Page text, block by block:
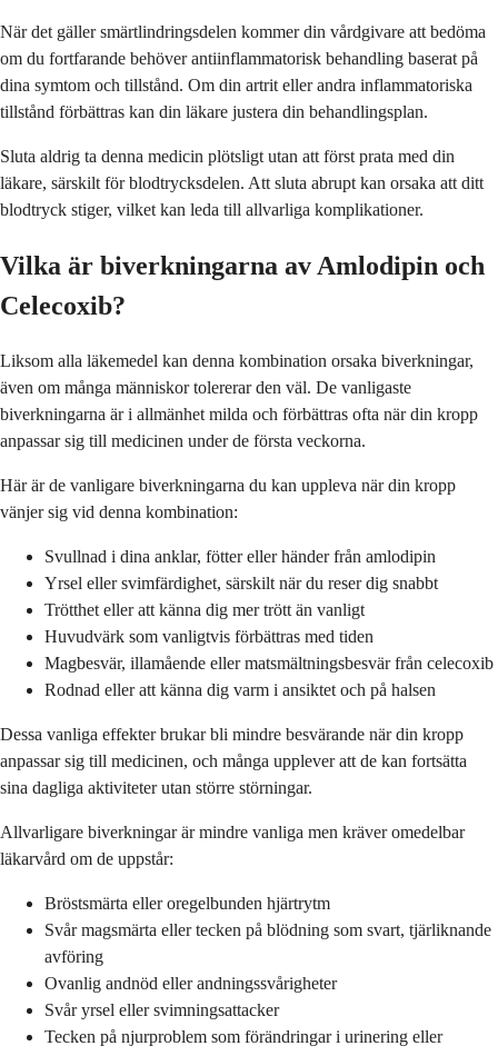
När det gäller smärtlindringsdelen kommer din vårdgivare att bedöma
om du fortfarande behöver antiinflammatorisk behandling baserat på
dina symtom och tillstånd. Om din artrit eller andra inflammatoriska
tillstånd förbättras kan din läkare justera din behandlingsplan.
Sluta aldrig ta denna medicin plötsligt utan att först prata med din
läkare, särskilt för blodtrycksdelen. Att sluta abrupt kan orsaka att ditt
blodtryck stiger, vilket kan leda till allvarliga komplikationer.
Vilka är biverkningarna av Amlodipin och
Celecoxib?
Liksom alla läkemedel kan denna kombination orsaka biverkningar,
även om många människor tolererar den väl. De vanligaste
biverkningarna är i allmänhet milda och förbättras ofta när din kropp
anpassar sig till medicinen under de första veckorna.
Här är de vanligare biverkningarna du kan uppleva när din kropp
vänjer sig vid denna kombination:
Svullnad i dina anklar, fötter eller händer från amlodipin
Yrsel eller svimfärdighet, särskilt när du reser dig snabbt
Trötthet eller att känna dig mer trött än vanligt
Huvudvärk som vanligtvis förbättras med tiden
Magbesvär, illamående eller matsmältningsbesvär från celecoxib
Rodnad eller att känna dig varm i ansiktet och på halsen
Dessa vanliga effekter brukar bli mindre besvärande när din kropp
anpassar sig till medicinen, och många upplever att de kan fortsätta
sina dagliga aktiviteter utan större störningar.
Allvarligare biverkningar är mindre vanliga men kräver omedelbar
läkarvård om de uppstår:
Bröstsmärta eller oregelbunden hjärtrytm
Svår magsmärta eller tecken på blödning som svart, tjärliknande
avföring
Ovanlig andnöd eller andningssvårigheter
Svår yrsel eller svimningsattacker
Tecken på njurproblem som förändringar i urinering eller